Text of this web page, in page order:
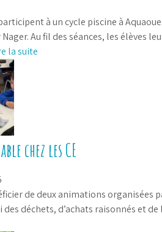
à un cycle piscine à
Au fil des séances, les élèves
la suite
chez les CE
de deux animations organisées
déchets, d’achats raisonnés et